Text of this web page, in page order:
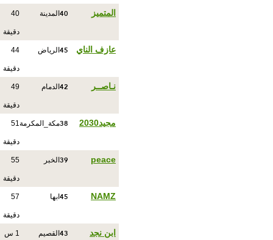
المتميز 40 المدينة 40
دقيقة
عازف الناي 45 الرياض 44
دقيقة
نـاصــر 42 الدمام 49
دقيقة
مجيد2030 38مكة_المكرمة51
دقيقة
peace
39 الخبر 55
دقيقة
NAMZ
45 ابها 57
دقيقة
ابن نجد 43 القصيم 1 س